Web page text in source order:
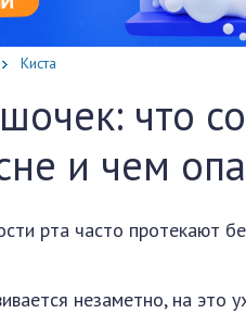
Киста
что
и чем
рта часто протекают
незаметно, на это